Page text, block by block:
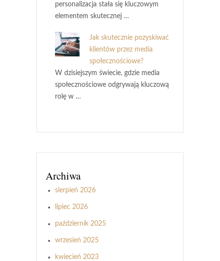
personalizacja stała się kluczowym
elementem skutecznej …
Jak skutecznie pozyskiwać
klientów przez media
społecznościowe?
W dzisiejszym świecie, gdzie media
społecznościowe odgrywają kluczową
rolę w …
Archiwa
sierpień 2026
lipiec 2026
październik 2025
wrzesień 2025
kwiecień 2023